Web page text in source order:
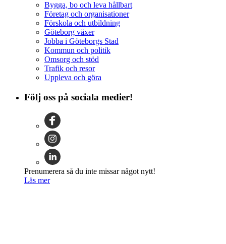
Bygga, bo och leva hållbart
Företag och organisationer
Förskola och utbildning
Göteborg växer
Jobba i Göteborgs Stad
Kommun och politik
Omsorg och stöd
Trafik och resor
Uppleva och göra
Följ oss på sociala medier!
Prenumerera så du inte missar något nytt!
Läs mer